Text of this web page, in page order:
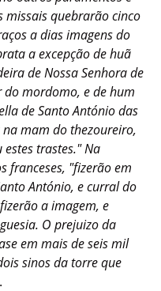
missais quebrarão cinco
a dias imagens do
a excepção de huã
de Nossa Senhora de
do mordomo, e de hum
de Santo António das
na mam do thezoureiro,
trastes." Na
franceses, "fizerão em
António, e curral do
a imagem, e
O prejuizo da
em mais de seis mil
sinos da torre que
.